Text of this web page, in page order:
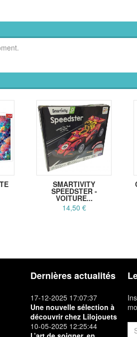
SMARTIVITY
SPEEDSTER -
VOITURE...
14,50 €
Dernières actualités
17-12-2025 17:07:37
Une nouvelle sélection à
découvrir chez Lilojouets
10-05-2025 12:25:44